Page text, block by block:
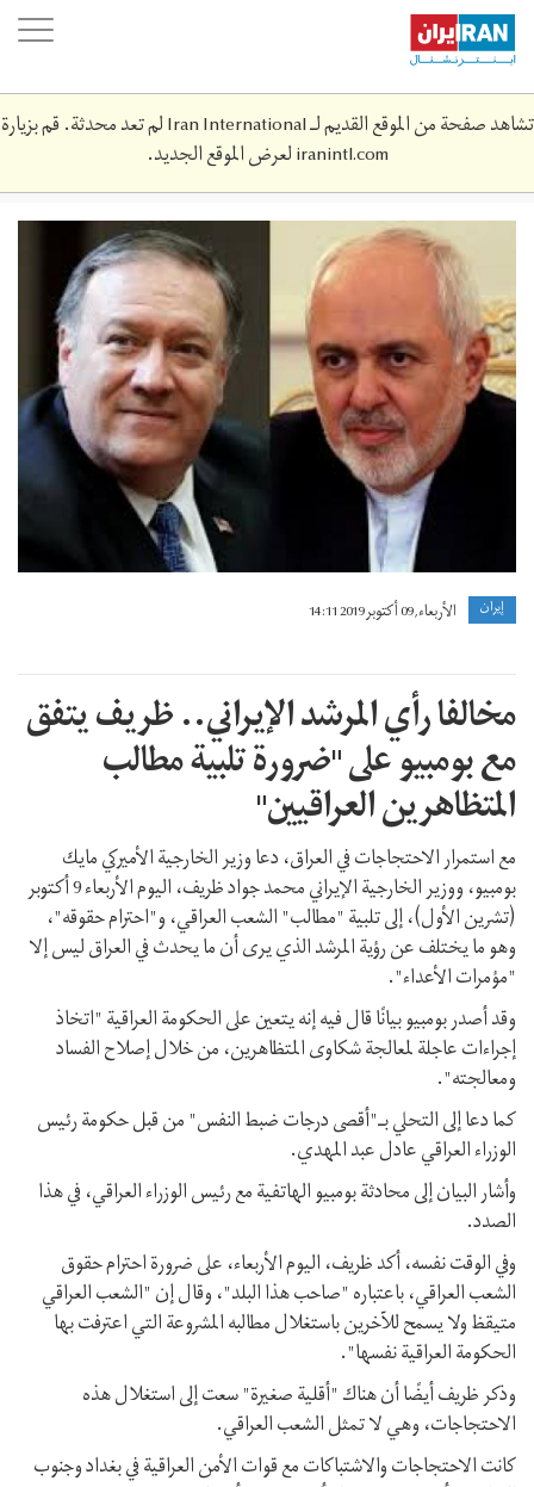
Skip
main
content
تشاهد صفحة من الموقع القديم لـ Iran International لم تعد محدثة. قم بزيارة
iranintl.comلعرض الموقع الجديد.
download.jpeg
إيران الأربعاء, 09 أكتوبر 2019 14:11
مخالفا رأي المرشد الإيراني.. ظريف يتفق
مع بومبيو على "ضرورة تلبية مطالب
المتظاهرين العراقيين"
مع استمرار الاحتجاجات في العراق، دعا وزير الخارجية الأميركي مايك
بومبيو، ووزير الخارجية الإيراني محمد جواد ظريف، اليوم الأربعاء 9 أكتوبر
(تشرين الأول)، إلى تلبیة "مطالب" الشعب العراقي، و"احترام حقوقه"،
وهو ما يختلف عن رؤية المرشد الذي يرى أن ما يحدث في العراق ليس إلا
"مؤمرات الأعداء".
وقد أصدر بومبيو بيانًا قال فيه إنه يتعين على الحكومة العراقية "اتخاذ
إجراءات عاجلة لمعالجة شكاوى المتظاهرين، من خلال إصلاح الفساد
ومعالجته".
كما دعا إلى التحلي بـ"أقصى درجات ضبط النفس" من قبل حكومة رئيس
الوزراء العراقي عادل عبد المهدي.
وأشار البيان إلى محادثة بومبيو الهاتفية مع رئيس الوزراء العراقي، في هذا
الصدد.
وفي الوقت نفسه، أکد ظريف، اليوم الأربعاء، على ضرورة احترام حقوق
الشعب العراقي، باعتباره "صاحب هذا البلد"، وقال إن "الشعب العراقي
متیقظ ولا يسمح للآخرين باستغلال مطالبه المشروعة التي اعترفت بها
الحكومة العراقية نفسها".
وذكر ظريف أيضًا أن هناك "أقلية صغيرة" سعت إلى استغلال هذه
الاحتجاجات، وهي لا تمثل الشعب العراقي.
كانت الاحتجاجات والاشتباكات مع قوات الأمن العراقية في بغداد وجنوب